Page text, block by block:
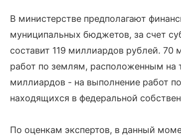
В министерстве предполагают
муниципальных бюджетов, за счет
составит 119 миллиардов рублей.
работ по землям, расположенным на
миллиардов - на выполнение работ
находящихся в федеральной
По оценкам экспертов, в данный